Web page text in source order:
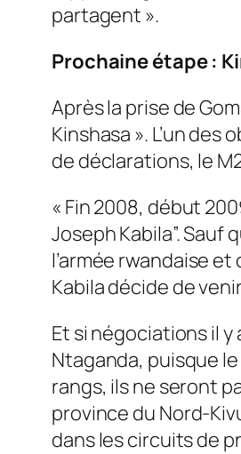
partagent ».
Prochaine étape :
Après la prise de
Kinshasa ». L’un
de déclarations, le
« Fin 2008, début
Joseph Kabila”.Sauf
l’armée rwandaise
Kabila décide de
Et si négociations il y
Ntaganda, puisque
rangs, ils ne seront
province du Nord-
dans les circuits de